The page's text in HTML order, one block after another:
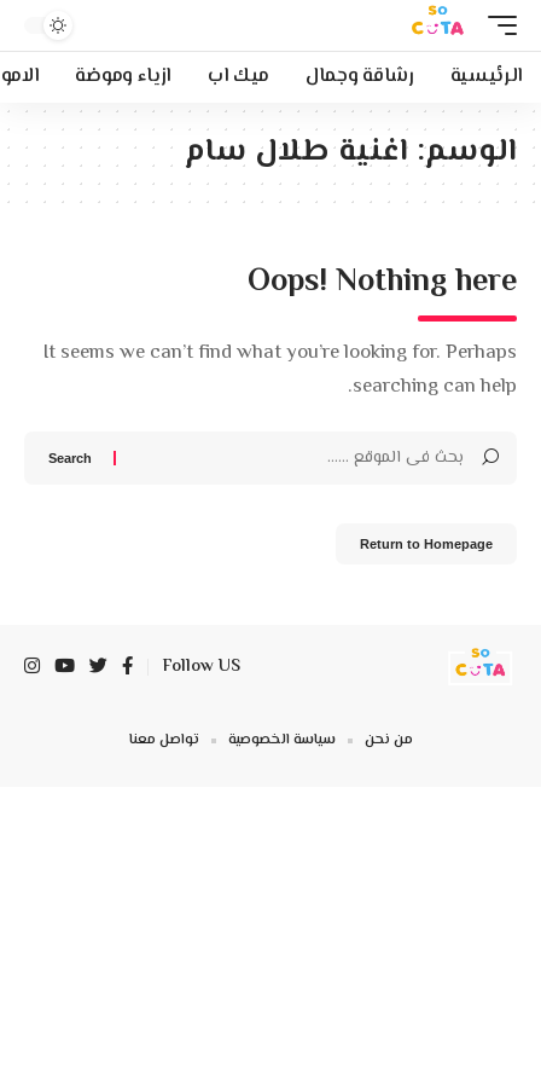
الرئيسية رشاقة وجمال ميك اب ازياء وموضة
الوسم: اغنية طلال سام
Oops! Nothing here
It seems we can’t find what you’re looking for. Perhaps
searching can help.
Return to Homepage
Follow US
من نحن سياسة الخصوصية تواصل معنا